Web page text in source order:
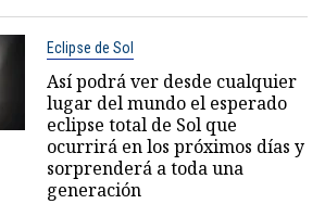
Eclipse de Sol
Así podrá ver desde cualquier
lugar del mundo el esperado
eclipse total de Sol que
ocurrirá en los próximos días y
sorprenderá a toda una
generación